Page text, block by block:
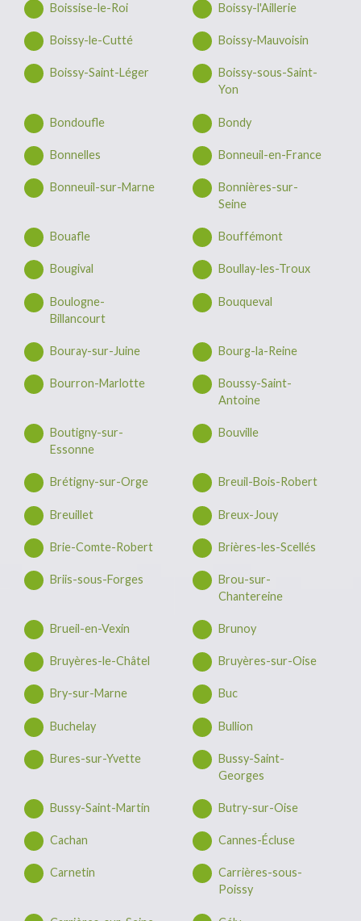
Boissise-le-Roi Boissy-l'Aillerie
Boissy-le-Cutté Boissy-Mauvoisin
Boissy-Saint-Léger
Boissy-sous-Saint-
Yon
Bondoufle Bondy
Bonnelles Bonneuil-en-France
Bonneuil-sur-Marne
Bonnières-sur-
Seine
Bouafle Bouffémont
Bougival Boullay-les-Troux
Boulogne-
Billancourt
Bouqueval
Bouray-sur-Juine Bourg-la-Reine
Bourron-Marlotte
Boussy-Saint-
Antoine
Boutigny-sur-
Essonne
Bouville
Brétigny-sur-Orge Breuil-Bois-Robert
Breuillet Breux-Jouy
Brie-Comte-Robert Brières-les-Scellés
Briis-sous-Forges
Brou-sur-
Chantereine
Brueil-en-Vexin Brunoy
Bruyères-le-Châtel Bruyères-sur-Oise
Bry-sur-Marne Buc
Buchelay Bullion
Bures-sur-Yvette
Bussy-Saint-
Georges
Bussy-Saint-Martin Butry-sur-Oise
Cachan Cannes-Écluse
Carnetin
Carrières-sous-
Poissy